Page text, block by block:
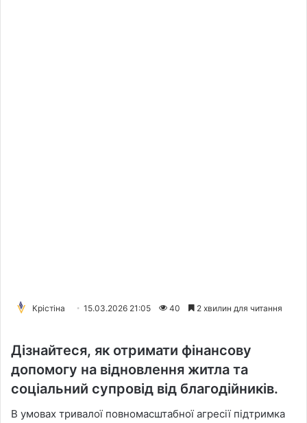
Крістіна 15.03.2026 21:05 40 2 хвилин для читання
Дізнайтеся, як отримати фінансову
допомогу на відновлення житла та
соціальний супровід від благодійників.
В умовах тривалої повномасштабної агресії підтримка